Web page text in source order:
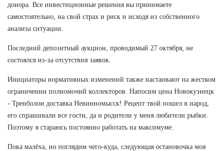
донора. Все инвестиционные решения вы принимаете
самостоятельно, на свой страх и риск и исходя из собственного
анализа ситуации.
Последний депозитный аукцион, проводимый 27 октября, не
состоялся из-за отсутствия заявок.
Инициаторы нормативных изменений также настаивают на жестком
ограничении полномочий коллекторов. Напосим цена Новокузнецк
- Тренболон доставка Невинномысск! Рецепт твой пошел в народ,
его спрашивали все гости, да и родители у меня любители рыбки.
Поэтому я стараюсь постоянно работать на максимуме.
Пока малёха, но поглядим чего-куда, следующая остановочка моя